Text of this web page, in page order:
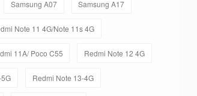
Samsung A07 Samsung A17
Note 11 4G/Note 11s 4G
11A/ Poco C55 Redmi Note 12 4G
Redmi Note 13-4G